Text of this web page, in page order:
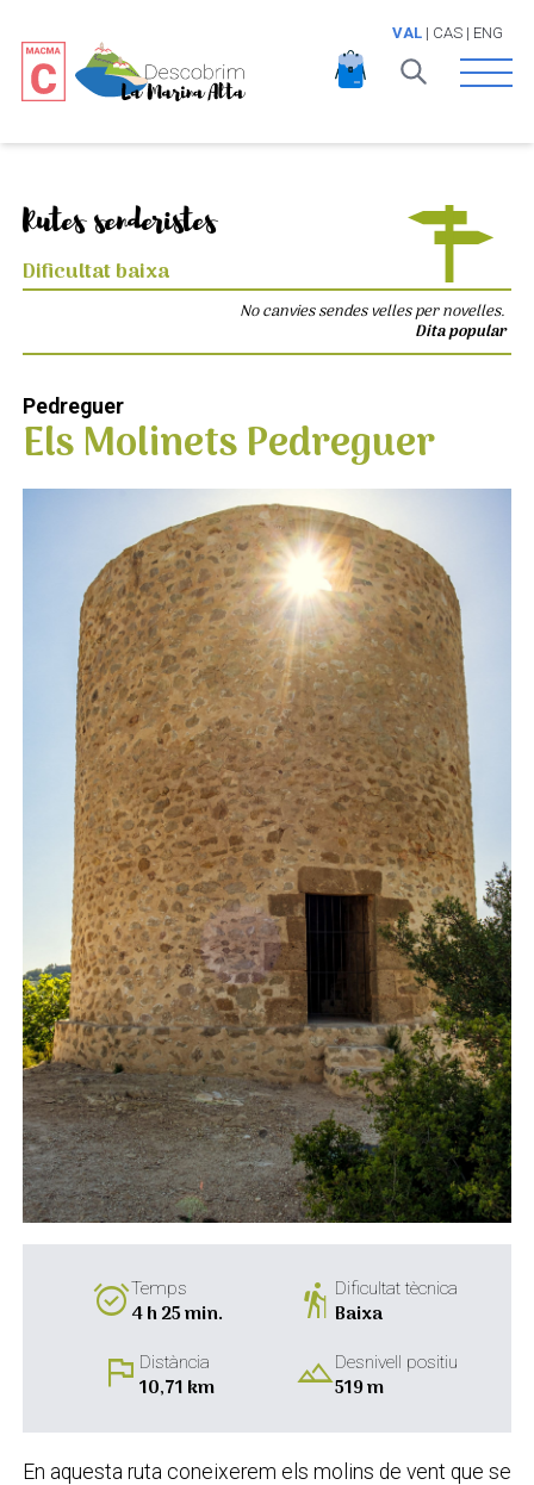
VAL| CAS| ENG
Open
Rutes senderistes
Dificultat baixa
No canvies sendes velles per novelles.
Dita popular
Pedreguer
Els Molinets Pedreguer
alarm_onTemps
4 h 25 min. hiking Dificultat tècnica
Baixa
flagDistància
10,71 km landscapeDesnivell positiu
519 m
En aquesta ruta coneixerem els molins de vent que se